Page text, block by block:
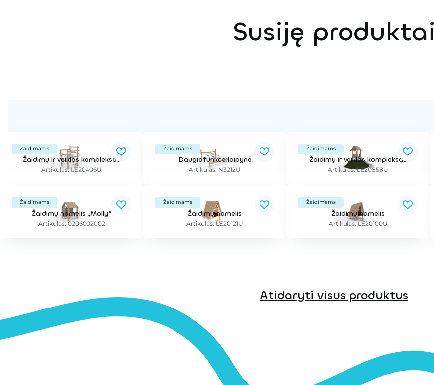
Susiję produktai
Žaidimams
Žaidimų ir veiklos kompleksas
Artikulas: LE20406U
Žaidimams
Daugiafunkcė laipynė
Artikulas: N3212U
Žaidimams
Žaidimų ir veiklos kompleksas
Artikulas: LE20858U
Žaidimams
Žaidimų namelis „Molly“
Artikulas: 0206002002
Žaidimams
Žaidimų namelis
Artikulas: LE20121U
Žaidimams
Žaidimų namelis
Artikulas: LE20100U
Atidaryti visus produktus